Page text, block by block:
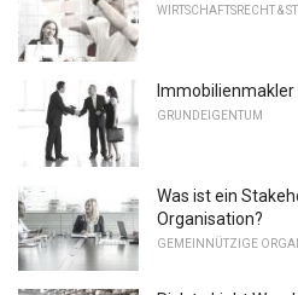
WIRTSCHAFTSRECHT &
GRUNDEIGENTUM
Was ist ein
Organisation?
GEMEINNÜTZIGE